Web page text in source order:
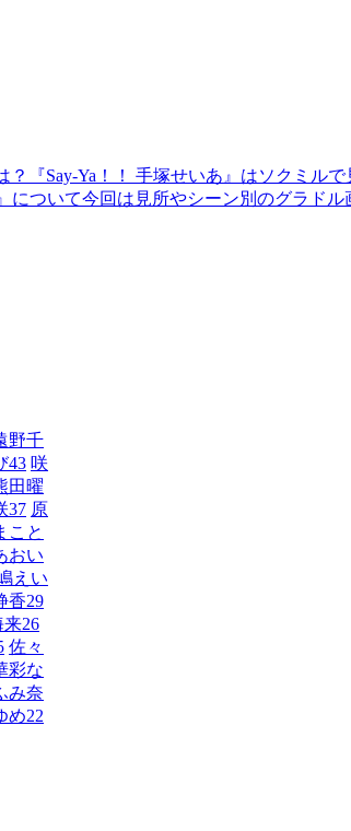
？『Say-Ya！！ 手塚せいあ』はソクミル
について今回は見所やシーン別のグラド
野千
43 咲
田曜
37 原
こと
おい
えい
香29
来26
佐々
彩な
み奈
め22